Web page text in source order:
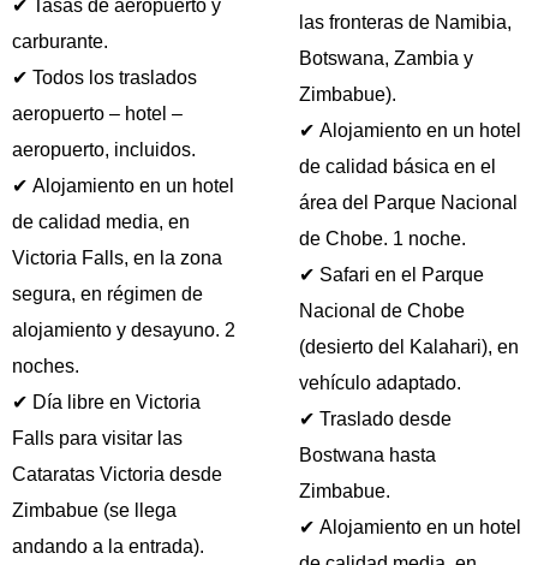
✔ Tasas de aeropuerto y
carburante.
✔ Todos los traslados
aeropuerto – hotel –
aeropuerto, incluidos.
✔ Alojamiento en un hotel
de calidad media, en
Victoria Falls, en la zona
segura, en régimen de
alojamiento y desayuno. 2
noches.
✔ Día libre en Victoria
Falls para visitar las
Cataratas Victoria desde
Zimbabue (se llega
andando a la entrada).
las fronteras de Namibia,
Botswana, Zambia y
Zimbabue).
✔ Alojamiento en un hotel
de calidad básica en el
área del Parque Nacional
de Chobe. 1 noche.
✔ Safari en el Parque
Nacional de Chobe
(desierto del Kalahari), en
vehículo adaptado.
✔ Traslado desde
Bostwana hasta
Zimbabue.
✔ Alojamiento en un hotel